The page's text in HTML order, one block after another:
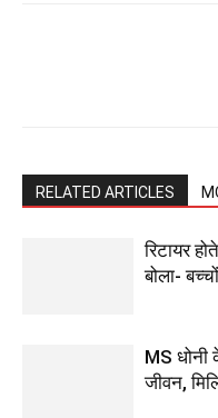
RELATED ARTICLES
रिटायर
बोला-
MS धोनी
जीवन,